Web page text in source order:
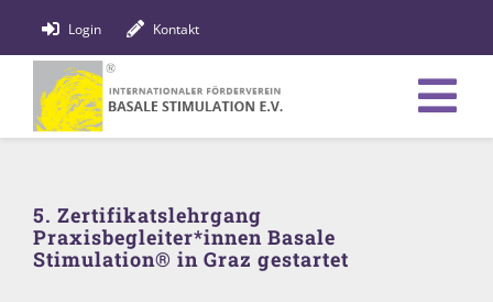
Inhalt
springen
Login Kontakt
Bildung
5. Zertifikatslehrgang
Praxisbegleiter*innen Basale
Stimulation® in Graz gestartet